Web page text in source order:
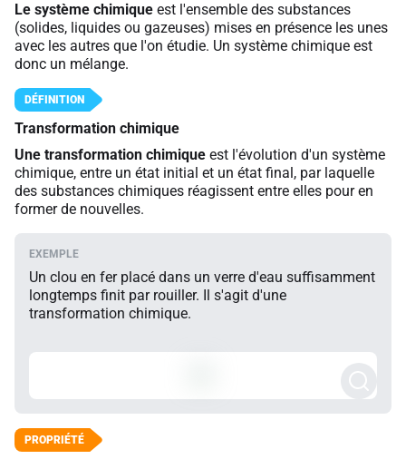
Le système chimique est l'ensemble des substances
(solides, liquides ou gazeuses) mises en présence les unes
avec les autres que l'on étudie. Un système chimique est
donc un mélange.
Transformation chimique
Une transformation chimique est l'évolution d'un système
chimique, entre un état initial et un état final, par laquelle
des substances chimiques réagissent entre elles pour en
former de nouvelles.
Un clou en fer placé dans un verre d'eau suffisamment
longtemps finit par rouiller. Il s'agit d'une
transformation chimique.